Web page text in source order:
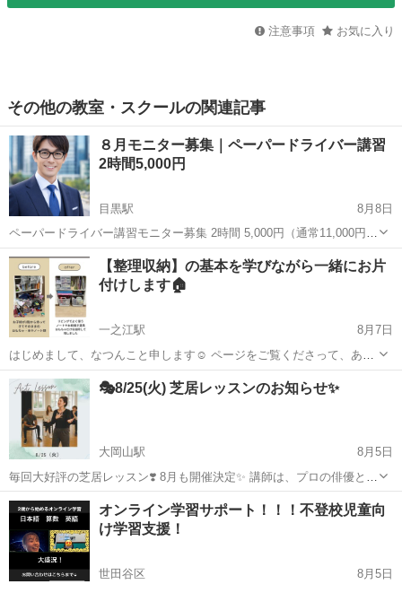
注意事項 お気に入り
その他の教室・スクールの関連記事
８月モニター募集｜ペーパードライバー講習
2時間5,000円
目黒駅
8月8日
ペーパードライバー講習モニター募集 2時間 5,000円（通常11,000円）
・怒らない教習☺️ ・楽しく運転🌸 対象 ・運転に不安がある方 ・駐車
が苦手な方 ・久しぶりに運転する方 条件 ・...
東京 千代田区 目黒駅 その他 サッカーコーチ
【整理収納】の基本を学びながら一緒にお片
付けします🏠
一之江駅
8月7日
はじめまして、なつんこと申します☺️ ページをご覧くださって、あり
がとうございます！ ・お片付けをしたいが何から手を付けたらいか分
からない ・1人では腰が重くてやる気になれない ・片付けたはずなの
に、スッキリ感がない ...
東京 江戸川区 一之江駅 その他 整理収納アドバイザー
🎭8/25(火) 芝居レッスンのお知らせ✨
大岡山駅
8月5日
毎回大好評の芝居レッスン❣️ 8月も開催決定✨️ 講師は、プロの俳優とし
て数々の舞台経験をお持ちの竹田先生。 まずは楽しく身体を動かしな
がら、少しずつ「表現すること」に触れていきます🎶 私たちの芝居レ
ッスンは、舞台に...
東京 大田区 大岡山駅 その他 レッスン
オンライン学習サポート！！！不登校児童向
け学習支援！
世田谷区
8月5日